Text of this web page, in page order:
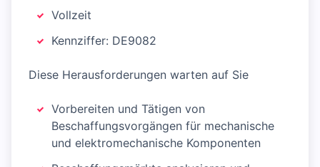
Vollzeit
Kennziffer: DE9082
Diese Herausforderungen warten auf Sie
Vorbereiten und Tätigen von
Beschaffungsvorgängen für mechanische
und elektromechanische Komponenten